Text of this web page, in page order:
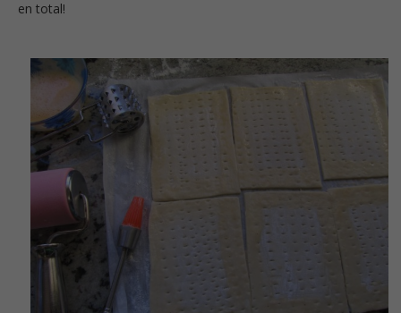
en total!